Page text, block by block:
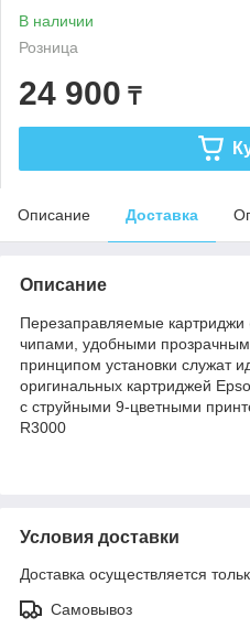
В наличии
Розница
24 900 ₸
Описание Доставка
Описание
Перезаправляемые
чипами, удобными
принципом установки служат
оригинальных картриджей
с струйными 9-цветными
R3000
Условия доставки
Доставка осуществляется
Самовывоз